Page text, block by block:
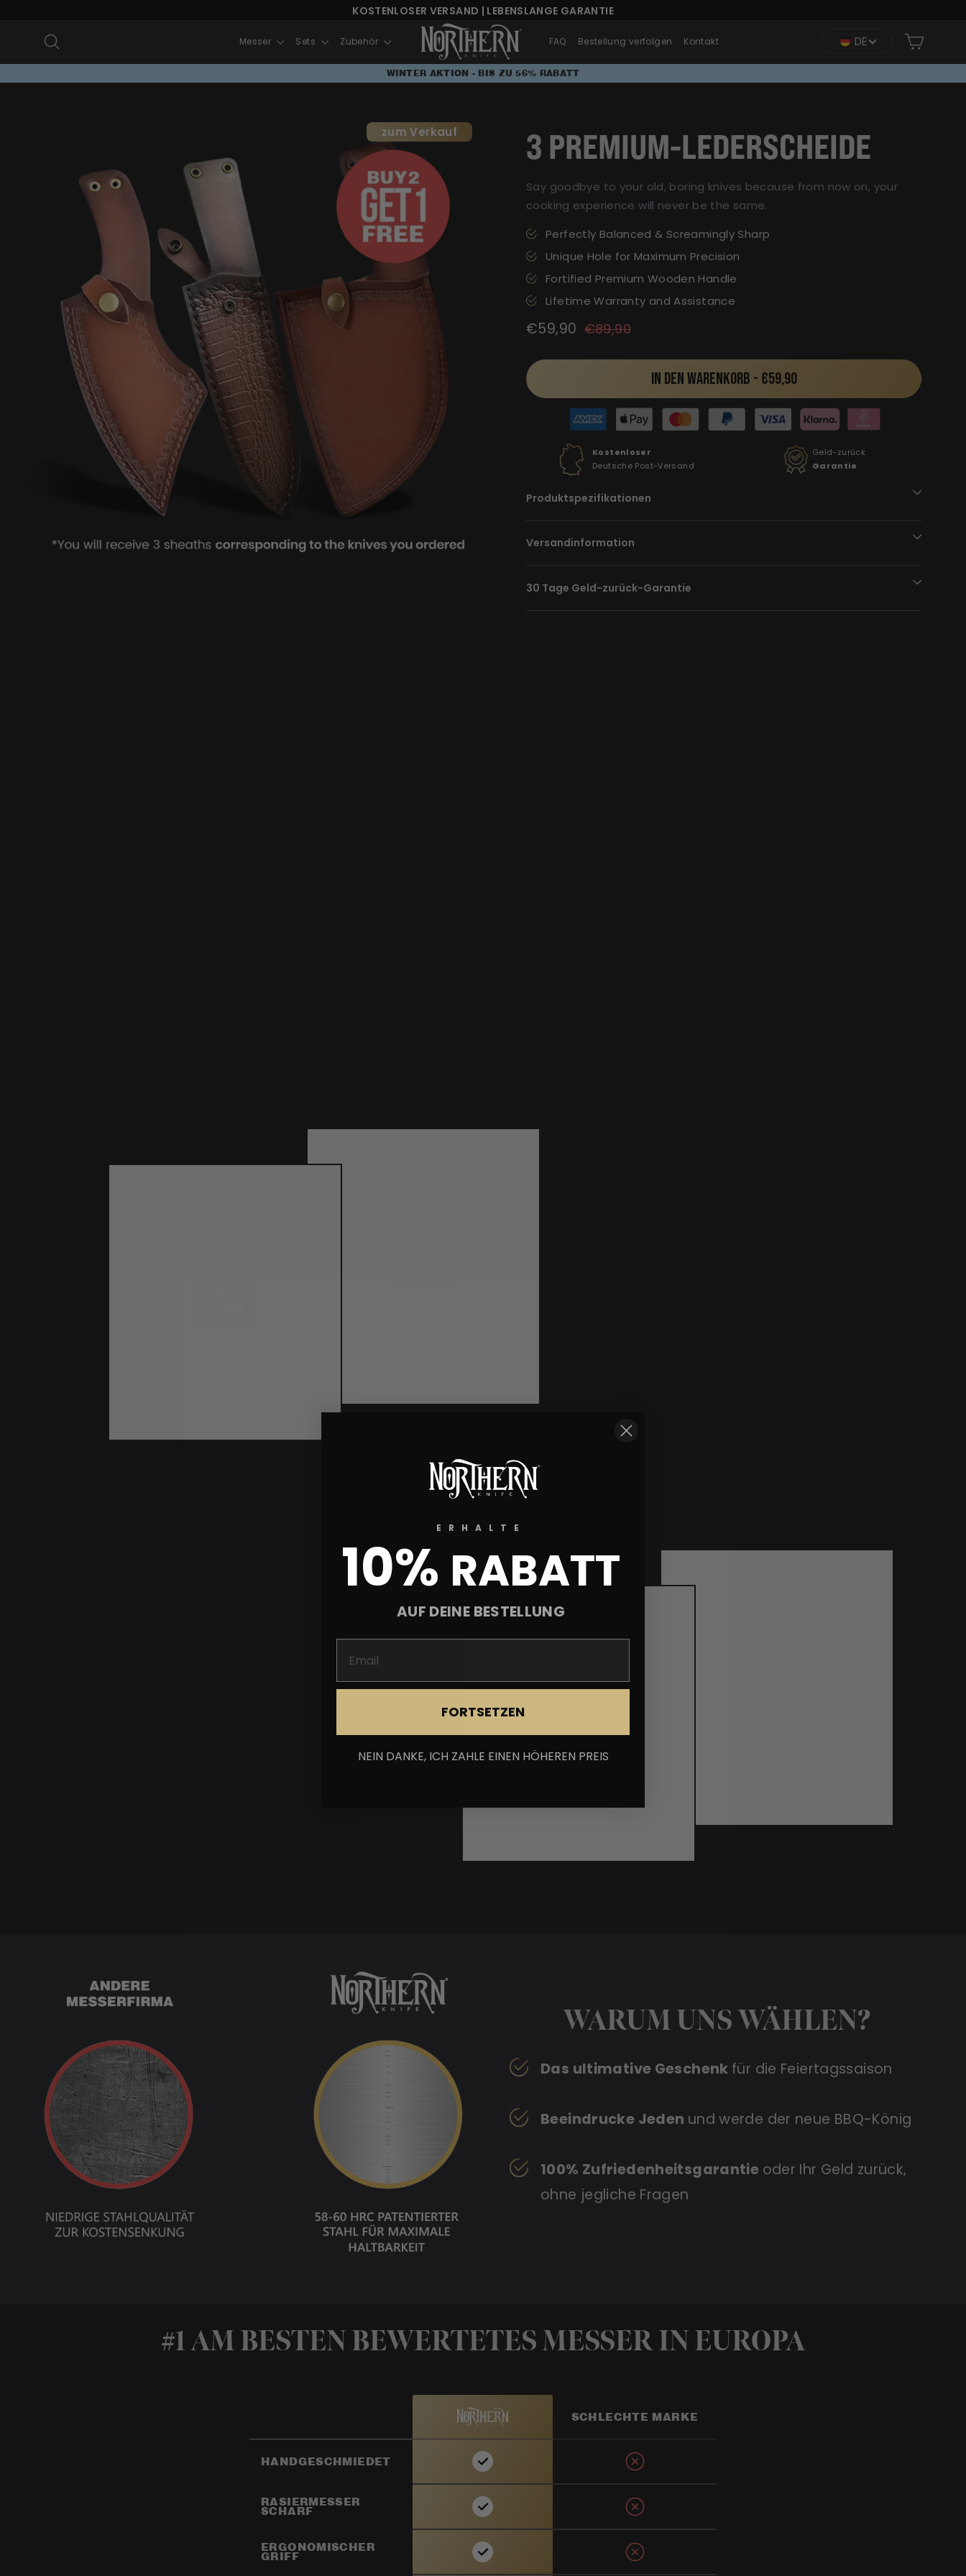
KOSTENLOSER VERSAND | LEBENSLANGE GARANTIE
WINTER AKTION - BIS ZU 56% RABATT
Messer Sets Zubehör FAQ Bestellung verfolgen Kontakt DE
WINTER AKTION - BIS ZU 56% RABATT
zum Verkauf 3 PREMIUM-LEDERSCHEIDE
Say goodbye to your old, boring knives because from now on, your
cooking experience will never be the same.
Perfectly Balanced & Screamingly Sharp
Unique Hole for Maximum Precision
Fortified Premium Wooden Handle
Lifetime Warranty and Assistance
Normaler
Sonderpreis
€59,90 €89,90
IN DEN WARENKORB - €59,90
Kostenloser
Deutsche Post-Versand
Geld-zurück
Garantie
Produktspezifikationen
Versandinformation
30 Tage Geld-zurück-Garantie
WARUM UNS WÄHLEN?
Das ultimative Geschenk für die Feiertagssaison
Beeindrucke Jeden und werde der neue BBQ-König
100% Zufriedenheitsgarantie oder Ihr Geld zurück,
ohne jegliche Fragen
#1 AM BESTEN BEWERTETES MESSER IN EUROPA
SCHLECHTE MARKE
HANDGESCHMIEDET
RASIERMESSER
SCHARF
ERGONOMISCHER
GRIFF
ERHALTE
10% RABATT
AUF DEINE BESTELLUNG
FORTSETZEN
NEIN DANKE, ICH ZAHLE EINEN HÖHEREN PREIS